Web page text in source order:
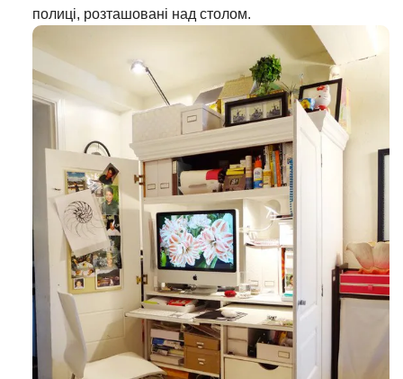
полиці, розташовані над столом.